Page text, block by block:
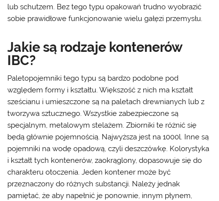
lub schutzem. Bez tego typu opakowań trudno wyobrazić
sobie prawidłowe funkcjonowanie wielu gałęzi przemysłu.
Jakie są rodzaje kontenerów
IBC?
Paletopojemniki tego typu są bardzo podobne pod
względem formy i kształtu. Większość z nich ma kształt
sześcianu i umieszczone są na paletach drewnianych lub z
tworzywa sztucznego. Wszystkie zabezpieczone są
specjalnym, metalowym stelażem. Zbiorniki te różnić się
będą głównie pojemnością. Najwyższa jest na 1000l. Inne są
pojemniki na wodę opadową, czyli deszczówkę. Kolorystyka
i kształt tych kontenerów, zaokrąglony, dopasowuje się do
charakteru otoczenia. Jeden kontener może być
przeznaczony do różnych substancji. Należy jednak
pamiętać, że aby napełnić je ponownie, innym płynem,